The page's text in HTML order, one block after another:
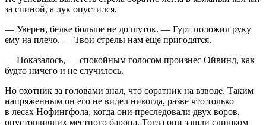
за спиной, а лук опустился.
— Уверен, белке больше не до шуток. — Гурт положил руку
ему на плечо. — Твои стрелы нам еще пригодятся.
— Показалось, — спокойным голосом произнес Ойвинд, как
будто ничего и не случилось.
Но охотник за головами знал, что соратник на взводе. Таким
напряженным он его не видел никогда, разве что только
в лесах Нофингфола, когда они преследовали двух воров,
опустошивших местного барона. Тогда они зашли слишком